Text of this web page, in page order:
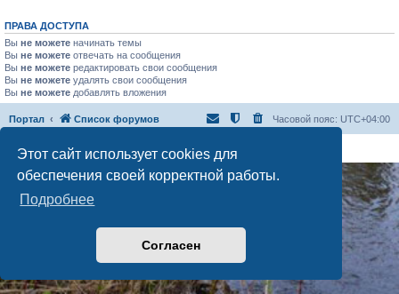
Этот сайт использует cookies для
обеспечения своей корректной работы.
Подробнее
Согласен
ПРАВА ДОСТУПА
Вы не можете начинать темы
Вы не можете отвечать на сообщения
Вы не можете редактировать свои сообщения
Вы не можете удалять свои сообщения
Вы не можете добавлять вложения
Портал Список форумов Часовой пояс: UTC+04:00
Русская поддержка phpBB